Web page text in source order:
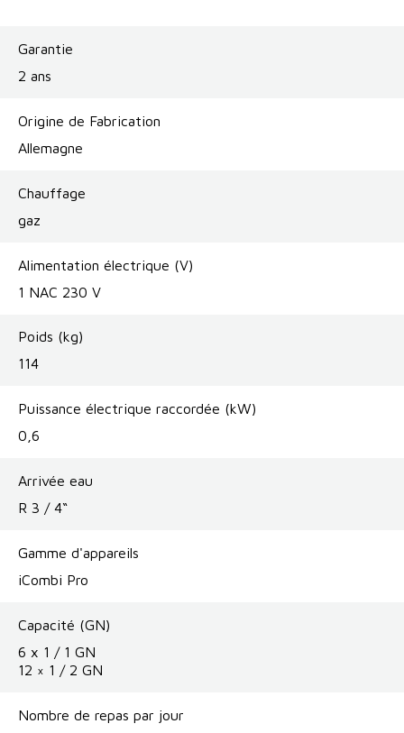
Garantie
2 ans
Origine de Fabrication
Allemagne
Chauffage
gaz
Alimentation électrique (V)
1 NAC 230 V
Poids (kg)
114
Puissance électrique raccordée (kW)
0,6
Arrivée eau
R 3 / 4“
Gamme d'appareils
iCombi Pro
Capacité (GN)
6 x 1 / 1 GN
12 × 1 / 2 GN
Nombre de repas par jour